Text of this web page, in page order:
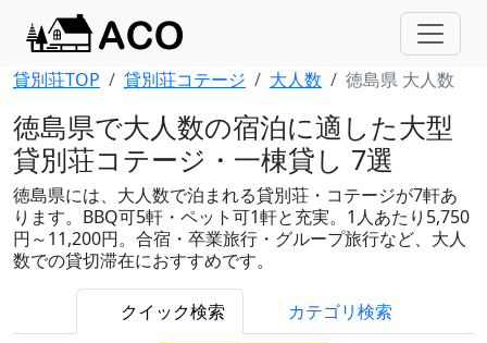
貸別荘TOP 貸別荘コテージ 大人数 徳島県 大人数
徳島県で大人数の宿泊に適した大型
貸別荘コテージ・一棟貸し 7選
徳島県には、大人数で泊まれる貸別荘・コテージが7軒あ
ります。BBQ可5軒・ペット可1軒と充実。1人あたり5,750
円～11,200円。合宿・卒業旅行・グループ旅行など、大人
数での貸切滞在におすすめです。
クイック検索 カテゴリ検索